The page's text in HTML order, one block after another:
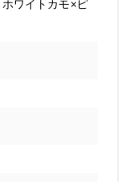
ワイトカモ×ピ